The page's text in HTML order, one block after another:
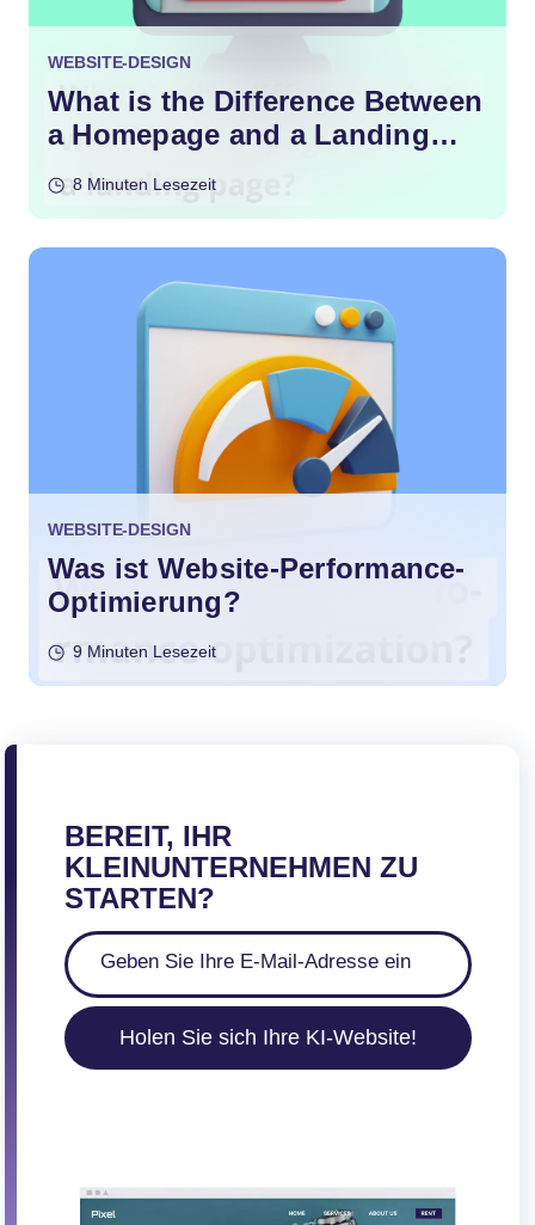
WEBSITE-DESIGN
What is the Difference Between
a Homepage and a Landing
8 Minuten Lesezeit
WEBSITE-DESIGN
Was ist Website-Performance-
Optimierung?
9 Minuten Lesezeit
BEREIT, IHR
KLEINUNTERNEHMEN ZU
STARTEN?
Holen Sie sich Ihre KI-Website!